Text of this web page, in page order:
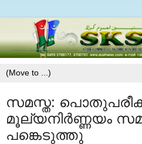
സമസ്ത:
മൂല്യനിര്‍ണ്ണയം
പങ്കെടുത്തു